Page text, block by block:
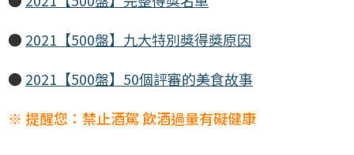
● 2021【500盤】九大特別獎得獎原因
● 2021【500盤】50個評審的美食故事
※ 提醒您：禁止酒駕 飲酒過量有礙健康